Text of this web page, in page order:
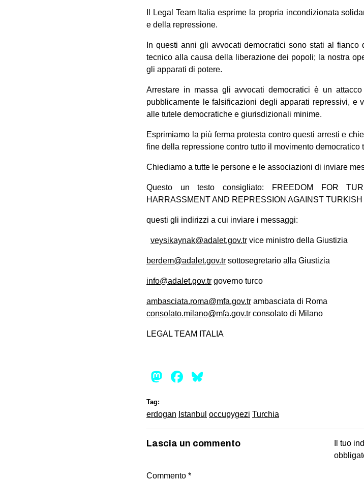
Il Legal Team Italia esprime la propria incondizionata
e della repressione.
In questi anni gli avvocati democratici sono stati al
tecnico alla causa della liberazione dei popoli; la nostra
gli apparati di potere.
Arrestare in massa gli avvocati democratici è un
pubblicamente le falsificazioni degli apparati repressivi, e
alle tutele democratiche e giurisdizionali minime.
Esprimiamo la più ferma protesta contro questi arresti e
fine della repressione contro tutto il movimento democratico
Chiediamo a tutte le persone e le associazioni di inviare
Questo un testo consigliato: FREEDOM FOR
HARRASSMENT AND REPRESSION AGAINST
questi gli indirizzi a cui inviare i messaggi:
veysikaynak@adalet.gov.tr vice ministro della Giustizia
berdem@adalet.gov.tr sottosegretario alla Giustizia
info@adalet.gov.tr governo turco
ambasciata.roma@mfa.gov.tr ambasciata di Roma
consolato.milano@mfa.gov.tr consolato di Milano
LEGAL TEAM ITALIA
Mastodon
Facebook
Tag:
erdogan Istanbul occupygezi Turchia
Lascia un commento Il tuo
Commento *